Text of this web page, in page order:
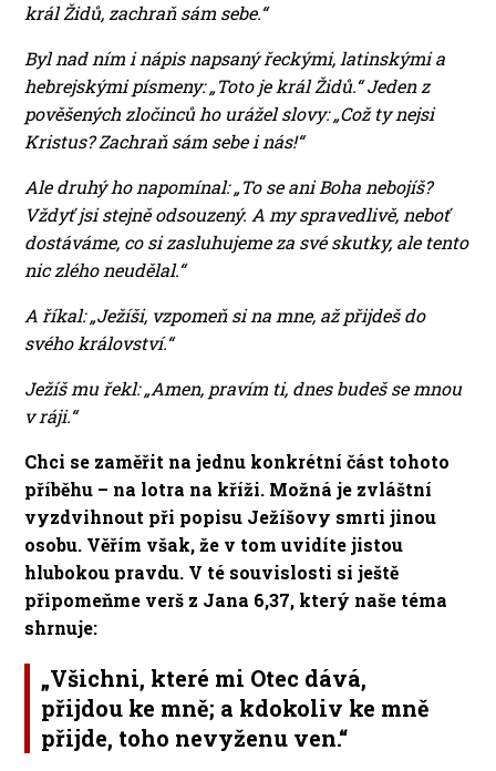
král Židů, zachraň sám sebe.“
Byl nad ním i nápis napsaný řeckými, latinskými a
hebrejskými písmeny: „Toto je král Židů.“ Jeden z
pověšených zločinců ho urážel slovy: „Což ty nejsi
Kristus? Zachraň sám sebe i nás!“
Ale druhý ho napomínal: „To se ani Boha nebojíš?
Vždyť jsi stejně odsouzený. A my spravedlivě, neboť
dostáváme, co si zasluhujeme za své skutky, ale tento
nic zlého neudělal.“
A říkal: „Ježíši, vzpomeň si na mne, až přijdeš do
svého království.“
Ježíš mu řekl: „Amen, pravím ti, dnes budeš se mnou
v ráji.“
Chci se zaměřit na jednu konkrétní část tohoto
příběhu – na lotra na kříži. Možná je zvláštní
vyzdvihnout při popisu Ježíšovy smrti jinou
osobu. Věřím však, že v tom uvidíte jistou
hlubokou pravdu. V té souvislosti si ještě
připomeňme verš z Jana 6,37, který naše téma
shrnuje:
„Všichni, které mi Otec dává,
přijdou ke mně; a kdokoliv ke mně
přijde, toho nevyženu ven.“